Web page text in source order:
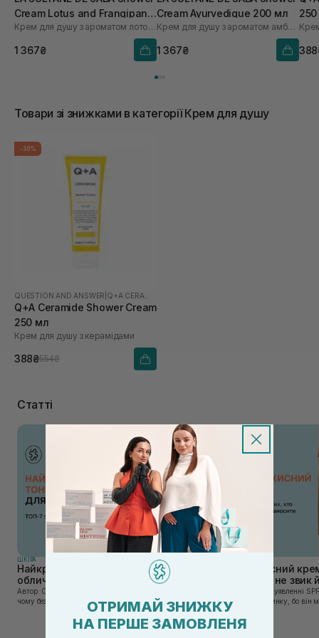
Cream Lotus and Frangipani
Flowers 200 мл
Крем для душу з ароматом лотосу та франжипані
1 367₴
Cream Ayurvedique 200 мл
Крем для душу з ароматом амбри, ванілі та пачулі
1 367₴
Товари зі знижками в категорії Крем для душу
-30%
QUESTION AND ANSWER
Q+A Ceramide Shower Cream
250 мл
Крем для душу з керамідами
388₴554₴
Статті
ШКIРА
Найкращі тонери та тоніки для
обличчя: ТОП-7 засобів
Автор: Олеся Вакулко [artnav] У цій статті ми пояснимо,
чому без тонера ваш крем працює лише на 50%, і як
знайти засіб під потреби саме вашої шкіри. Хибною є
думка, що тонізація — це зайвий е...
Сонцезахисний
тих, хто ще не звик
Якщо у вашому уявленні
лише на відпочинку, бо він
шкірі, може бути
чи скочується під макіяжем
ОТРИМАЙ ЗНИЖКУ
НА ПЕРШЕ ЗАМОВЛЕНЯ